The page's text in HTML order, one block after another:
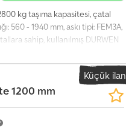
kg taşıma kapasitesi, çatal
560 - 1940 mm, askı tipi: FEM3A,
sahip, kullanılmış DURWEN
1400 mm, hortumlar dahil,
merkezi: 505. Codpfxjziqvls
Küçük ilan
1200 mm